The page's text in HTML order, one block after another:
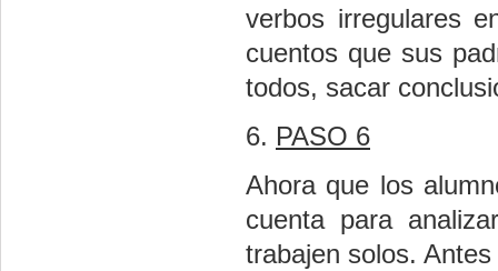
verbos irregulares
cuentos que sus
todos, sacar
6. PASO 6
Ahora que los
cuenta para
trabajen solos.